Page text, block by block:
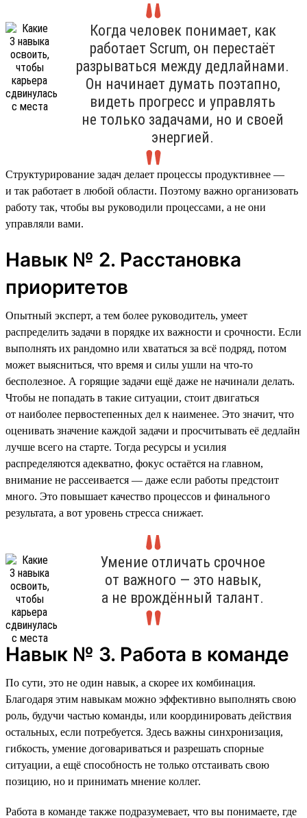
Когда человек понимает, как
работает Scrum, он перестаёт
разрываться между дедлайнами.
Он начинает думать поэтапно,
видеть прогресс и управлять
не только задачами, но и своей
энергией.
Структурирование задач делает процессы продуктивнее —
и так работает в любой области. Поэтому важно организовать
работу так, чтобы вы руководили процессами, а не они
управляли вами.
Навык № 2. Расстановка
приоритетов
Опытный эксперт, а тем более руководитель, умеет
распределить задачи в порядке их важности и срочности. Если
выполнять их рандомно или хвататься за всё подряд, потом
может выясниться, что время и силы ушли на что-то
бесполезное. А горящие задачи ещё даже не начинали делать.
Чтобы не попадать в такие ситуации, стоит двигаться
от наиболее первостепенных дел к наименее. Это значит, что
оценивать значение каждой задачи и просчитывать её дедлайн
лучше всего на старте. Тогда ресурсы и усилия
распределяются адекватно, фокус остаётся на главном,
внимание не рассеивается — даже если работы предстоит
много. Это повышает качество процессов и финального
результата, а вот уровень стресса снижает.
Умение отличать срочное
от важного — это навык,
а не врождённый талант.
Навык № 3. Работа в команде
По сути, это не один навык, а скорее их комбинация.
Благодаря этим навыкам можно эффективно выполнять свою
роль, будучи частью команды, или координировать действия
остальных, если потребуется. Здесь важны синхронизация,
гибкость, умение договариваться и разрешать спорные
ситуации, а ещё способность не только отстаивать свою
позицию, но и принимать мнение коллег.
Работа в команде также подразумевает, что вы понимаете, где